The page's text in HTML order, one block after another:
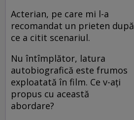
Acterian, pe care mi l-a
recomandat un prieten după
ce a citit scenariul.
Nu întîmplător, latura
autobiografică este frumos
exploatată în film. Ce v-aţi
propus cu această
abordare?